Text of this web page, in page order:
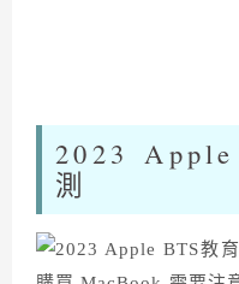
2023 Apple
測